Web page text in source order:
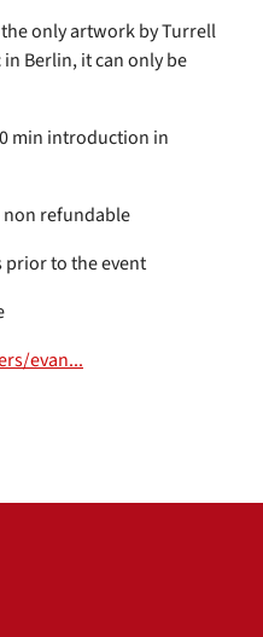
only artwork by Turrell
Berlin, it can only be
min introduction in
non refundable
prior to the event
evan...